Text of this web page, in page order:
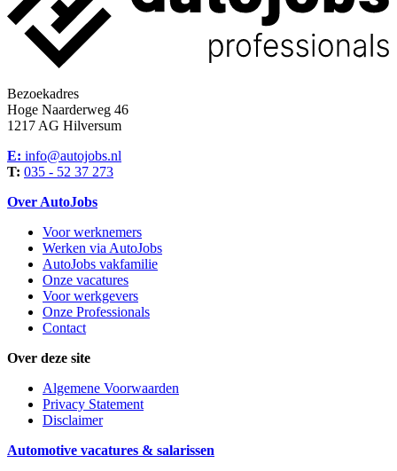
Bezoekadres
Hoge Naarderweg 46
1217 AG Hilversum
E: info@autojobs.nl
T: 035 - 52 37 273
Over AutoJobs
Voor werknemers
Werken via AutoJobs
AutoJobs vakfamilie
Onze vacatures
Voor werkgevers
Onze Professionals
Contact
Over deze site
Algemene Voorwaarden
Privacy Statement
Disclaimer
Automotive vacatures & salarissen